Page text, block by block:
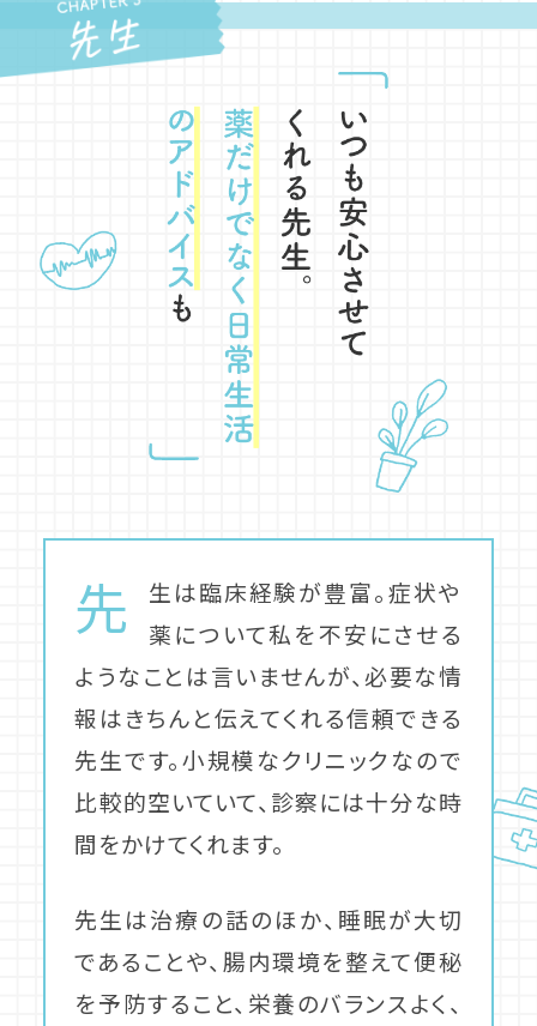
先
生は臨床経験が豊富。症状や
薬について私を不安にさせる
ようなことは言いませんが、必要な情
報はきちんと伝えてくれる信頼できる
先生です。小規模なクリニックなので
比較的空いていて、診察には十分な時
間をかけてくれます。
先生は治療の話のほか、睡眠が大切
であることや、腸内環境を整えて便秘
を予防すること、栄養のバランスよく、